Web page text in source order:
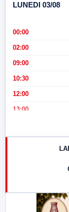
LUNEDI 03/08
00:00
02:00
09:00
10:30
12:00
13:00